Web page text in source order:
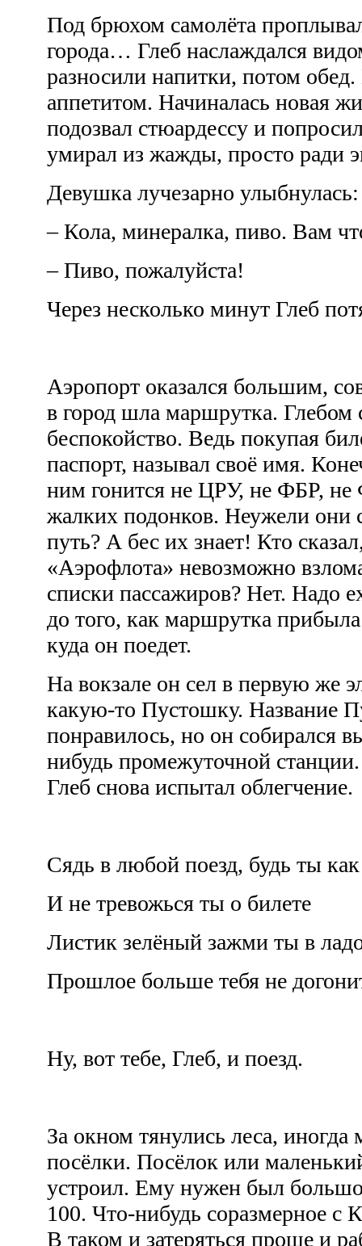
Под брюхом самолёта
города… Глеб наслаждался
разносили напитки, потом обед.
аппетитом. Начиналась новая
подозвал стюардессу и
умирал из жажды, просто ради
Девушка лучезарно
– Кола, минералка, пиво. Вам
– Пиво, пожалуйста!
Через несколько минут Глеб
Аэропорт оказался большим,
в город шла маршрутка. Глебом
беспокойство. Ведь покупая
паспорт, называл своё имя.
ним гонится не ЦРУ, не ФБР,
жалких подонков. Неужели они
путь? А бес их знает! Кто
«Аэрофлота» невозможно
списки пассажиров? Нет. Надо
до того, как маршрутка
куда он поедет.
На вокзале он сел в первую же
какую-то Пустошку. Название
понравилось, но он собирался
нибудь промежуточной
Глеб снова испытал облегчение.
Сядь в любой поезд, будь ты
И не тревожься ты о билете
Листик зелёный зажми ты в
Прошлое больше тебя не
Ну, вот тебе, Глеб, и поезд.
За окном тянулись леса, иногда
посёлки. Посёлок или
устроил. Ему нужен был
100. Что-нибудь соразмерное
В таком и затеряться проще и